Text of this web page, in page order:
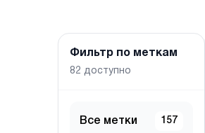
Фильтр по меткам
82 доступно
Все метки 157